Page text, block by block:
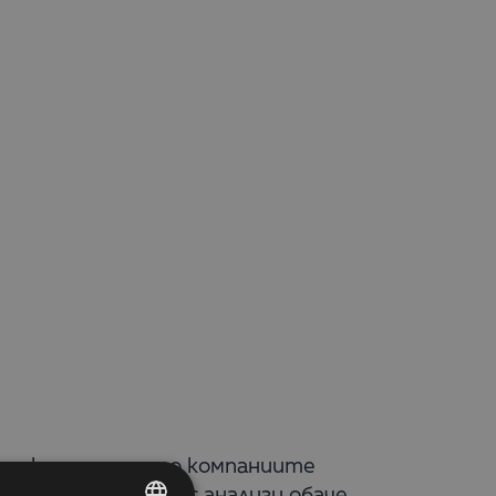
до кредит често компаниите